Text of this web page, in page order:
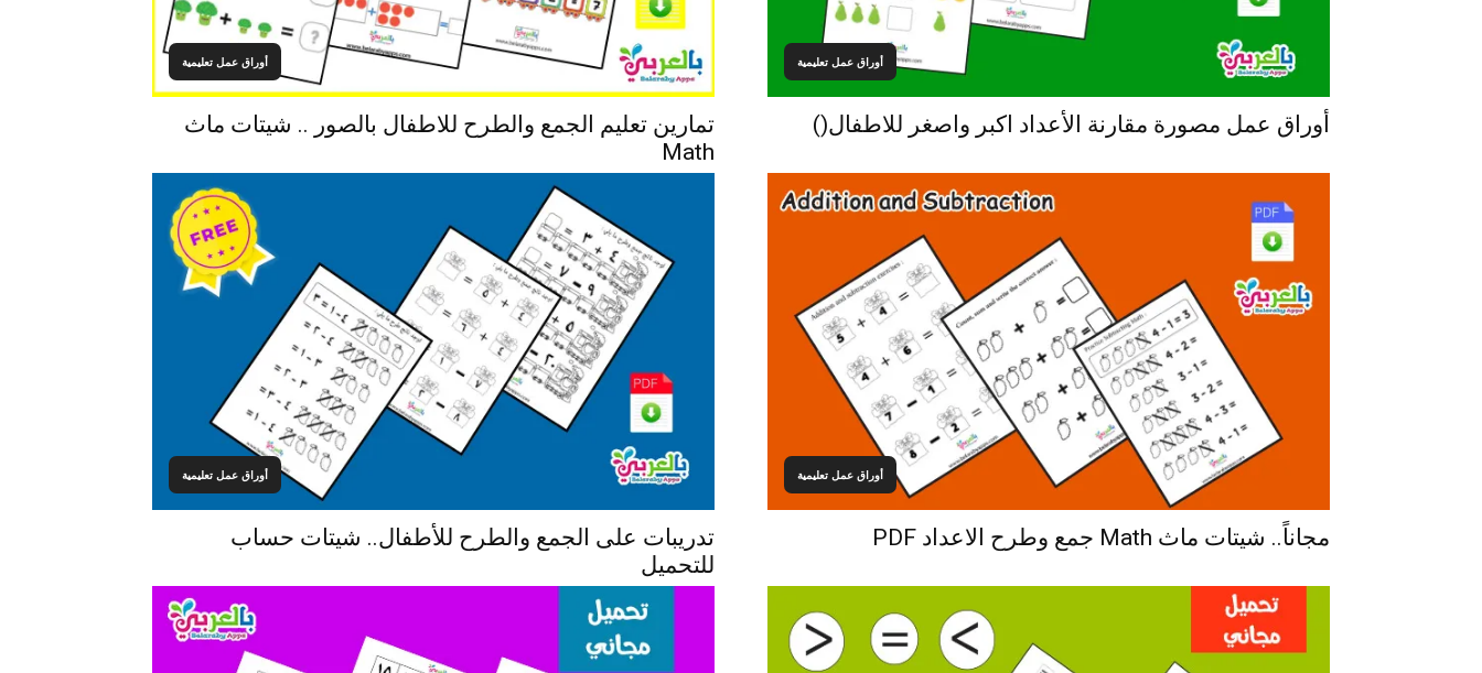
أوراق عمل تعليمية
أوراق عمل مصورة مقارنة الأعداد اكبر واصغر للاطفال()
أوراق عمل تعليمية
تمارين تعليم الجمع والطرح للاطفال بالصور .. شيتات ماث
Math
أوراق عمل تعليمية
مجاناً.. شيتات ماث Math جمع وطرح الاعداد PDF
أوراق عمل تعليمية
تدريبات على الجمع والطرح للأطفال.. شيتات حساب
للتحميل